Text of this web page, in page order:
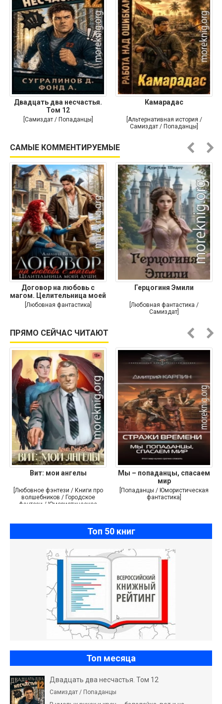
Двадцать два несчастья.
Том 12
[Самиздат / Попаданцы]
Камарадас
[Альтернативная история /
Самиздат / Попаданцы]
САМЫЕ КОММЕНТИРУЕМЫЕ
Договор на любовь с
магом. Целительница моей
души
[Любовная фантастика]
Герцогиня Эмили
[Любовная фантастика /
Самиздат]
ПРЯМО СЕЙЧАС ЧИТАЮТ
Вит: мои ангелы
[Любовное фэнтези / Книги про
волшебников / Городское
фэнтези / Юмористическое
Мы – попаданцы, спасаем
мир
[Попаданцы / Юмористическая
фантастика]
Топ 50 книг
Топ месяца
Двадцать два несчастья. Том 12
Самиздат / Попаданцы